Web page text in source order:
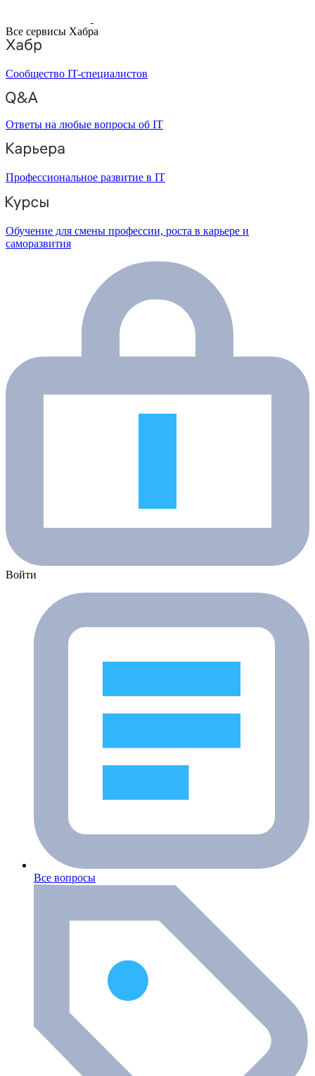
Все сервисы Хабра
Сообщество IT-специалистов
Ответы на любые вопросы об IT
Профессиональное развитие в IT
Обучение для смены профессии, роста в карьере и
саморазвития
Войти
Все вопросы